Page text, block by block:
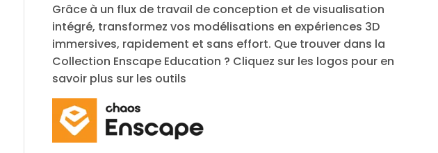
Grâce à un flux de travail de conception et de visualisation
intégré, transformez vos modélisations en expériences 3D
immersives, rapidement et sans effort. Que trouver dans la
Collection Enscape Education ? Cliquez sur les logos pour en
savoir plus sur les outils